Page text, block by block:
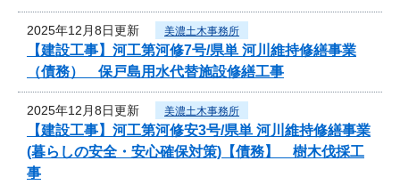
2025年12月8日更新 美濃土木事務所
【建設工事】河工第河修7号/県単 河川維持修繕事業
（債務） 保戸島用水代替施設修繕工事
2025年12月8日更新 美濃土木事務所
【建設工事】河工第河修安3号/県単 河川維持修繕事業
(暮らしの安全・安心確保対策)【債務】 樹木伐採工
事